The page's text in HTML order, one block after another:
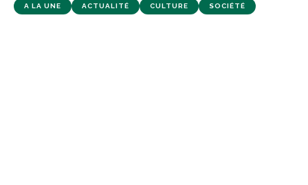
A LA UNE ACTUALITÉ CULTURE SOCIÉTÉ